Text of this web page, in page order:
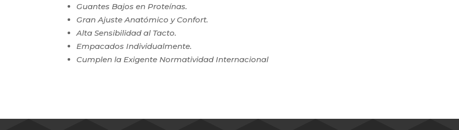
Guantes Bajos en Proteínas.
Gran Ajuste Anatómico y Confort.
Alta Sensibilidad al Tacto.
Empacados Individualmente.
Cumplen la Exigente Normatividad Internacional